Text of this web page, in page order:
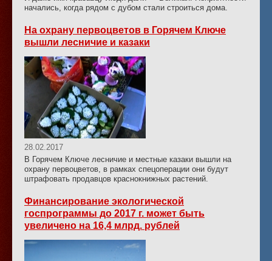
начались, когда рядом с дубом стали строиться дома.
На охрану первоцветов в Горячем Ключе
вышли лесничие и казаки
28.02.2017
В Горячем Ключе лесничие и местные казаки вышли на
охрану первоцветов, в рамках спецоперации они будут
штрафовать продавцов краснокнижных растений.
Финансирование экологической
госпрограммы до 2017 г. может быть
увеличено на 16,4 млрд. рублей